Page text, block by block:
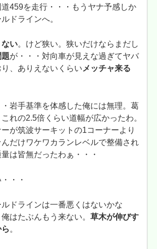
459を走行・・・もうヤナ予感しか
ドラインへ。
ない。けど狭い。狭いだけならまだし
が・・・対向車が見えな過ぎてヤバ
、ありえないくらいメッチャ来る
岩手基準を体感した俺には無理。葛
れの2.5倍くらい道幅が広かったわ。
が筑波サーキットの1コーナーより
だけワケワカランレベルで整備され
は皆無だったわぁ・・・
・・
ドラインは一番悪くはないかな
はたぶんもう来ない。草木が伸びす
。